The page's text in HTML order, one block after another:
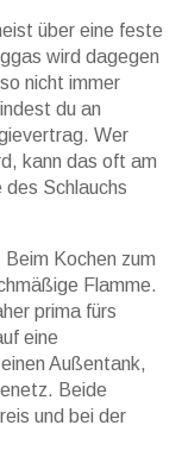
über eine feste
wird dagegen
nicht immer
du an
Wer
kann das oft am
Schlauchs
Kochen zum
Flamme.
prima fürs
eine
Außentank,
Beide
und bei der